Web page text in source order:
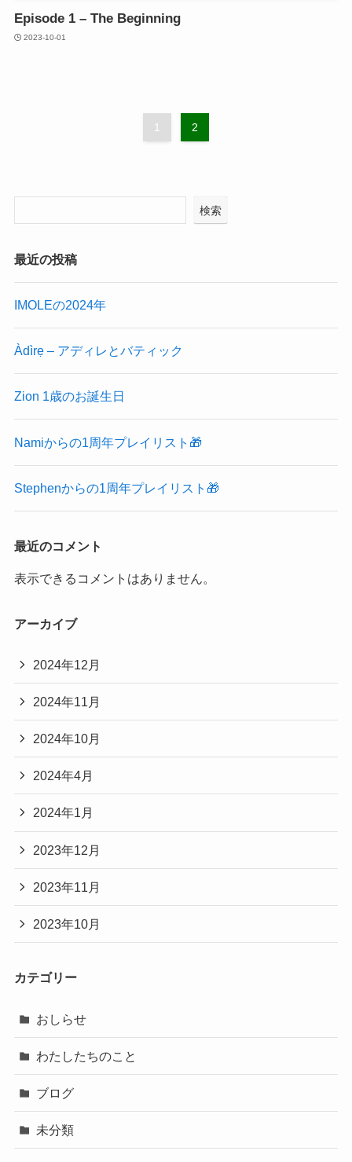
Episode 1 – The Beginning
2023-10-01
1 2
検索
最近の投稿
IMOLEの2024年
Àdìrẹ – アディレとバティック
Zion 1歳のお誕生日
Namiからの1周年プレイリスト🎁
Stephenからの1周年プレイリスト🎁
最近のコメント
表示できるコメントはありません。
アーカイブ
2024年12月
2024年11月
2024年10月
2024年4月
2024年1月
2023年12月
2023年11月
2023年10月
カテゴリー
おしらせ
わたしたちのこと
ブログ
未分類